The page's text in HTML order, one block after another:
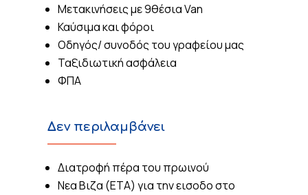
Μετακινήσεις με 9θέσια Van
Καύσιμα και φόροι
Οδηγός/ συνοδός του γραφείου μας
Ταξιδιωτική ασφάλεια
ΦΠΑ
Δεν περιλαμβάνει
Διατροφή πέρα του πρωινού
Νεα Βιζα (ΕΤΑ) για την εισοδο στο